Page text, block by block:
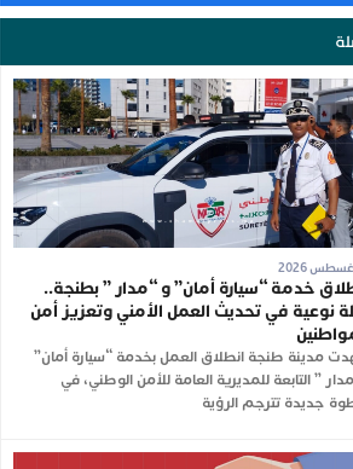
خدمة “سيارة أمان” و “مدار ” بطنجة..
نوعية في تحديث العمل الأمني وتعزيز أمن
مدينة طنجة انطلاق العمل بخدمة “سيارة أمان”
” التابعة للمديرية العامة للأمن الوطني، في
جديدة تترجم الرؤية